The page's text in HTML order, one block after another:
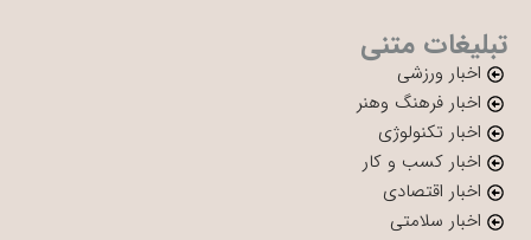
تبلیغات متنی
اخبار ورزشی
اخبار فرهنگ وهنر
اخبار تکنولوژی
اخبار کسب و کار
اخبار اقتصادی
اخبار سلامتی